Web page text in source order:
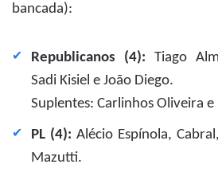
bancada):
Republicanos (4): Tiago
Sadi Kisiel e João Diego.
Suplentes: Carlinhos Oliveira e
PL (4): Alécio Espínola,
Mazutti.